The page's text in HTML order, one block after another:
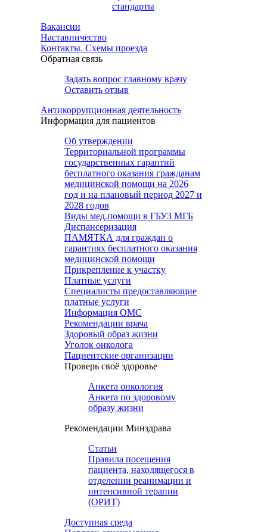
стандарты
Вакансии
Наставничество
Контакты. Схемы проезда
Обратная связь
Задать вопрос главному врачу
Оставить отзыв
Антикоррупционная деятельность
Информация для пациентов
Об утверждении
Территориальной программы
государственных гарантий
бесплатного оказания гражданам
медицинской помощи на 2026
год и на плановый период 2027 и
2028 годов
Виды мед.помощи в ГБУЗ МГБ
Диспансеризация
ПАМЯТКА для граждан о
гарантиях бесплатного оказания
медицинской помощи
Прикрепление к участку
Платные услуги
Специалисты предоставляющие
платные услуги
Информация ОМС
Рекомендации врача
Здоровый образ жизни
Уголок онколога
Пациентские организации
Проверь своё здоровье
Анкета онкология
Анкета по здоровому
образу жизни
Рекомендации Минздрава
Статьи
Правила посещения
пациента, находящегося в
отделении реанимации и
интенсивной терапии
(ОРИТ)
Доступная среда